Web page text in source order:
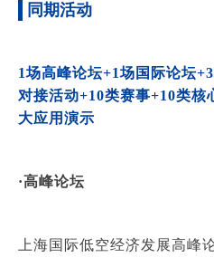
同期活动
1场高峰论坛+1场国际论坛
对接活动+10类赛事+10类核
大应用演示
·高峰论坛
上海国际低空经济发展高峰